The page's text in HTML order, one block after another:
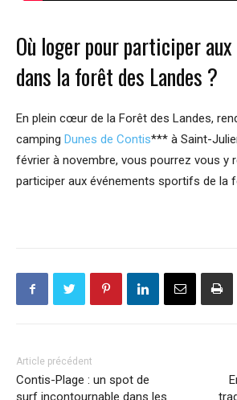
Où loger pour participer
dans la forêt des Landes ?
En plein cœur de la Forêt des Landes,
camping Dunes de Contis*** à Saint-
février à novembre, vous pourrez vous y
participer aux événements sportifs de la
Article précédent
Contis-Plage : un spot de
surf incontournable dans les